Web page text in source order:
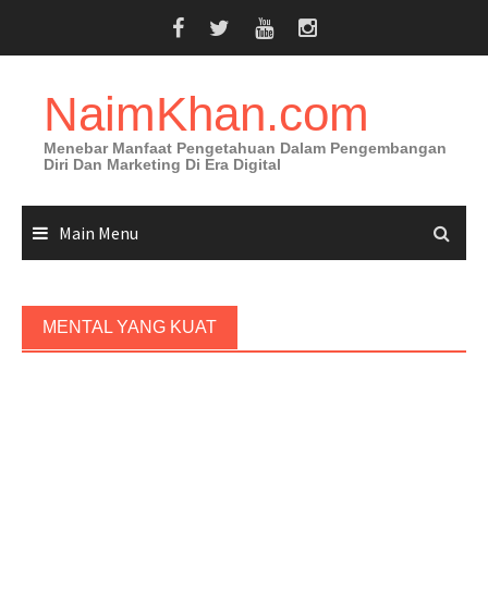
NaimKhan.com
Menebar Manfaat Pengetahuan Dalam Pengembangan
Diri Dan Marketing Di Era Digital
Main Menu
MENTAL YANG KUAT